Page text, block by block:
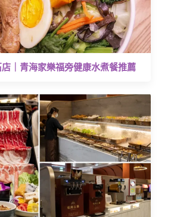
｜青海家樂福旁健康水煮餐推薦